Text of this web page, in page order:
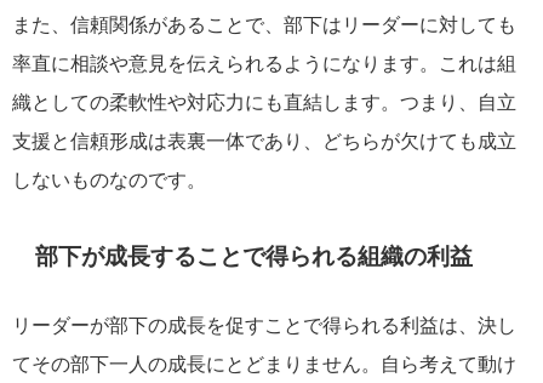
また、信頼関係があることで、部下はリーダーに対しても
率直に相談や意見を伝えられるようになります。これは組
織としての柔軟性や対応力にも直結します。つまり、自立
支援と信頼形成は表裏一体であり、どちらが欠けても成立
しないものなのです。
部下が成長することで得られる組織の利益
リーダーが部下の成長を促すことで得られる利益は、決し
てその部下一人の成長にとどまりません。自ら考えて動け